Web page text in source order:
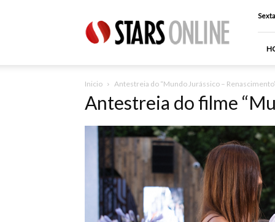
Online
Inicio Antestreia do “Mundo Jurássico –
Antestreia do filme